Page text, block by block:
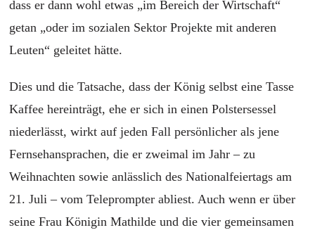
dass er dann wohl etwas „im Bereich der Wirtschaft“
getan „oder im sozialen Sektor Projekte mit anderen
Leuten“ geleitet hätte.
Dies und die Tatsache, dass der König selbst eine Tasse
Kaffee hereinträgt, ehe er sich in einen Polstersessel
niederlässt, wirkt auf jeden Fall persönlicher als jene
Fernsehansprachen, die er zweimal im Jahr – zu
Weihnachten sowie anlässlich des Nationalfeiertags am
21. Juli – vom Teleprompter abliest. Auch wenn er über
seine Frau Königin Mathilde und die vier gemeinsamen